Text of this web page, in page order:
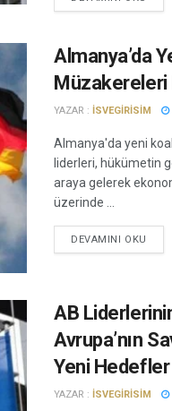
Almanya’da
Müzakereleri
YAZAR : ISVEGIRISIM
Almanya'da yeni
liderleri, hükümetin
araya gelerek
üzerinde ...
DEVAMINI OKU
AB
Avrupa’nın
Yeni Hedefler
YAZAR : ISVEGIRISIM